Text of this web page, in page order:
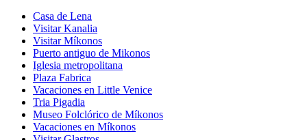
Casa de Lena
Visitar Kanalia
Visitar Míkonos
Puerto antiguo de Mikonos
Iglesia metropolitana
Plaza Fabrica
Vacaciones en Little Venice
Tria Pigadia
Museo Folclórico de Míkonos
Vacaciones en Míkonos